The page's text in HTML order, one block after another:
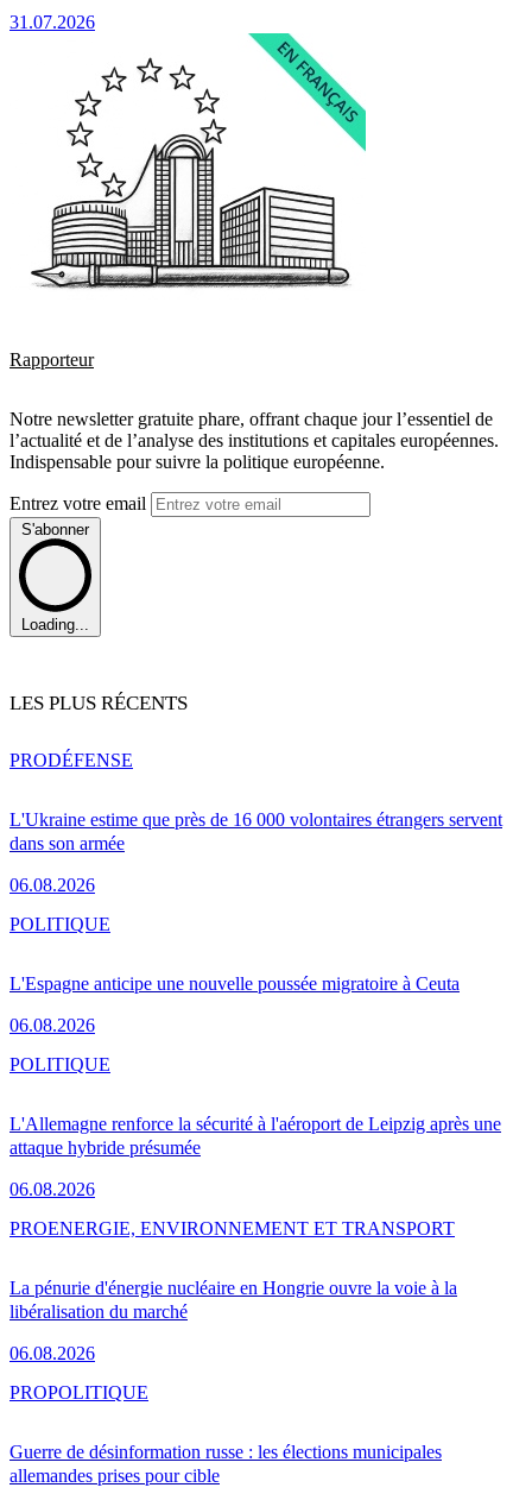
31.07.2026
Rapporteur
Notre newsletter gratuite phare, offrant chaque jour l’essentiel de
l’actualité et de l’analyse des institutions et capitales européennes.
Indispensable pour suivre la politique européenne.
Entrez votre email
S'abonner
Loading...
LES PLUS RÉCENTS
L'Ukraine estime que près de 16 000 volontaires étrangers servent
dans son armée
06.08.2026
PRODÉFENSE
L'Espagne anticipe une nouvelle poussée migratoire à Ceuta
06.08.2026
POLITIQUE
L'Allemagne renforce la sécurité à l'aéroport de Leipzig après une
attaque hybride présumée
06.08.2026
POLITIQUE
La pénurie d'énergie nucléaire en Hongrie ouvre la voie à la
libéralisation du marché
06.08.2026
PROENERGIE, ENVIRONNEMENT ET TRANSPORT
Guerre de désinformation russe : les élections municipales
allemandes prises pour cible
PROPOLITIQUE